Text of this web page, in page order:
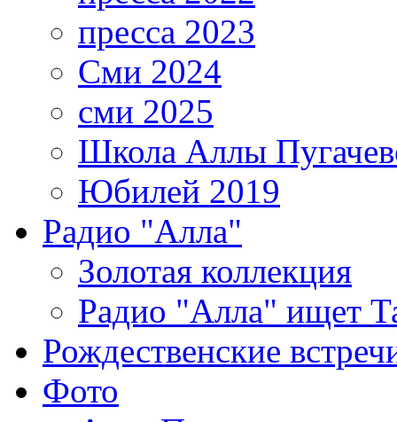
пресса 2023
Сми 2024
сми 2025
Школа Аллы
Юбилей 2019
Радио "Алла"
Золотая коллекция
Радио "Алла" ищет
Рождественские
Фото